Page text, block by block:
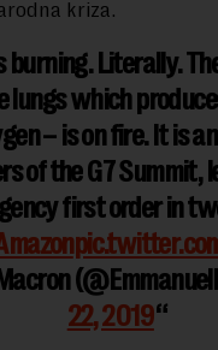
kriza.
burning. Literally.
lungs which
– is on fire. It is
of the G7 Summit,
first order in
22, 2019